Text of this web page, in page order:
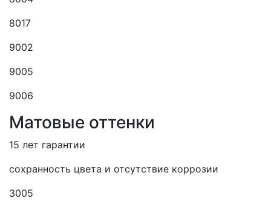
8017
9002
9005
9006
Матовые оттенки
15 лет гарантии
сохранность цвета и отсутствие коррозии
3005